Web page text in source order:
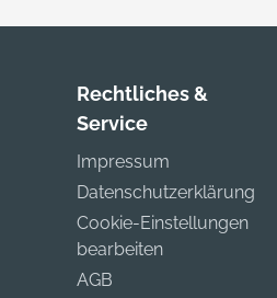
Rechtliches &
Service
Impressum
Datenschutzerklärung
Cookie-Einstellungen
bearbeiten
AGB